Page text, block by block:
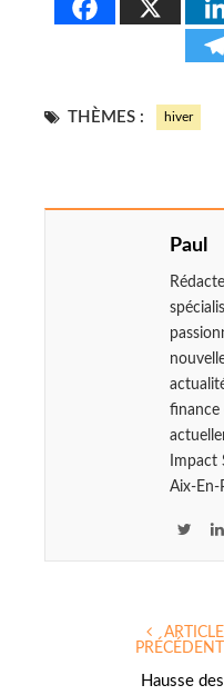
THÈMES : hiver
Paul
finance
Impact
Aix-En-
t
r
L
e
ARTICLE
PRÉCÉDENT
Hausse des